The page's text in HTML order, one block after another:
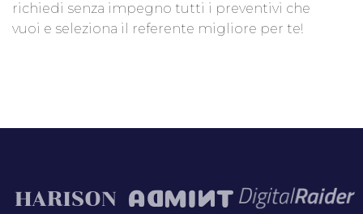
richiedi senza impegno tutti i preventivi che
vuoi e seleziona il referente migliore per te!